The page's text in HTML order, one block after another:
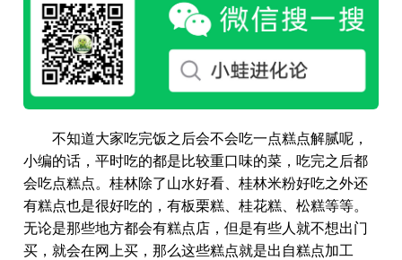
不知道大家吃完饭之后会不会吃一点糕点解腻呢，
小编的话，平时吃的都是比较重口味的菜，吃完之后都
会吃点糕点。桂林除了山水好看、桂林米粉好吃之外还
有糕点也是很好吃的，有板栗糕、桂花糕、松糕等等。
无论是那些地方都会有糕点店，但是有些人就不想出门
买，就会在网上买，那么这些糕点就是出自糕点加工